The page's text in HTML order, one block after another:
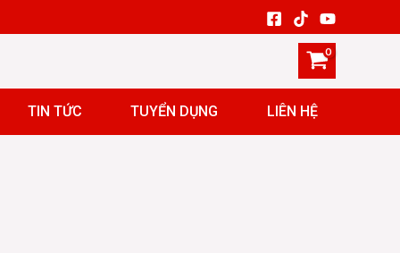
TIN TỨC TUYỂN DỤNG LIÊN HỆ